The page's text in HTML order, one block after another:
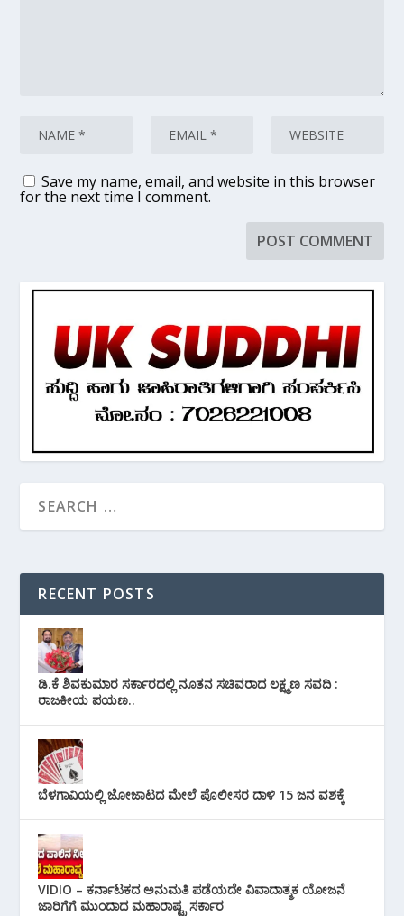
Save my name, email, and website in this browser
for the next time I comment.
RECENT POSTS
ಡಿ.ಕೆ ಶಿವಕುಮಾರ ಸರ್ಕಾರದಲ್ಲಿ ನೂತನ ಸಚಿವರಾದ ಲಕ್ಷ್ಮಣ ಸವದಿ :
ರಾಜಕೀಯ ಪಯಣ..
ಬೆಳಗಾವಿಯಲ್ಲಿ ಜೋಜಾಟದ ಮೇಲೆ ಪೊಲೀಸರ ದಾಳಿ 15 ಜನ ವಶಕ್ಕೆ
VIDIO – ಕರ್ನಾಟಕದ ಅನುಮತಿ ಪಡೆಯದೇ ವಿವಾದಾತ್ಮಕ ಯೋಜನೆ
ಜಾರಿಗೆಗೆ ಮುಂದಾದ ಮಹಾರಾಷ್ಟ್ರ ಸರ್ಕಾರ